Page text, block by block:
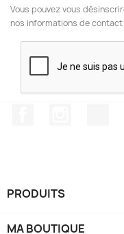
Vous pouvez vous
nos informations de
PRODUITS
MA BOUTIQUE